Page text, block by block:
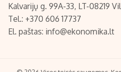
Apie mus
Redakcijos politika
Kalvarijų g. 99A-33, LT-08219
Tel.: +370 606 17737
El. paštas: info@ekonomika.lt